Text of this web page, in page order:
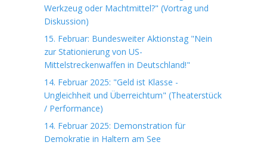
Werkzeug oder Machtmittel?" (Vortrag und
Diskussion)
15. Februar: Bundesweiter Aktionstag "Nein
zur Stationierung von US-
Mittelstreckenwaffen in Deutschland!"
14. Februar 2025: "Geld ist Klasse -
Ungleichheit und Überreichtum" (Theaterstück
/ Performance)
14. Februar 2025: Demonstration für
Demokratie in Haltern am See